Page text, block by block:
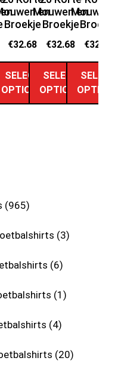
en
Broekje
€32.68
SELECT
OPTIONS
Mouwen en
Broekje
€32.68
SELECT
OPTIONS
Mouwen
Broekje
€32.68
SELECT
OPTIONS
965
3
6
1
4
20